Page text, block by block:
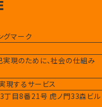
グマーク
実現のために、社会の仕組み
現するサービス
丁目8番21号 虎ノ門33森ビル